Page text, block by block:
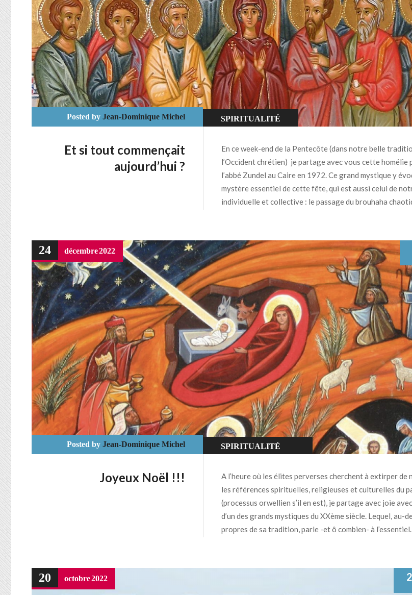
Posted by Jean-Dominique Michel SPIRITUALITÉ
Et si tout commençait
aujourd’hui ?
En ce week-end de la Pentecôte (dans notre belle
l’Occident chrétien) je partage avec vous cette homélie
l’abbé Zundel au Caire en 1972. Ce grand mystique y
mystère essentiel de cette fête, qui est aussi celui de
individuelle et collective : le passage du brouhaha
24 décembre2022
Posted by Jean-Dominique Michel SPIRITUALITÉ
Joyeux Noël !!!
A l’heure où les élites perverses cherchent à extirper de
les références spirituelles, religieuses et culturelles du
(processus orwellien s’il en est), je partage avec joie
d’un des grands mystiques du XXème siècle. Lequel, au-
propres de sa tradition, parle -et ô combien- à
20 octobre2022